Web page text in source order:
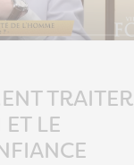
TRAITER
LE